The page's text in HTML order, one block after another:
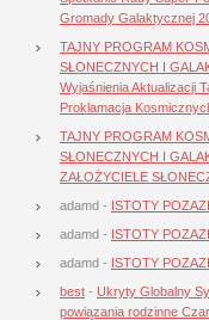
Gromady Galaktycznej
TAJNY PROGRAM
SŁONECZNYCH I
Wyjaśnienia Aktualizacji
Proklamacja
TAJNY PROGRAM
SŁONECZNYCH I
ZAŁOŻYCIELE
adamd - ISTOTY
adamd - ISTOTY
adamd - ISTOTY
best - Ukryty Globalny
powiązania rodzinne